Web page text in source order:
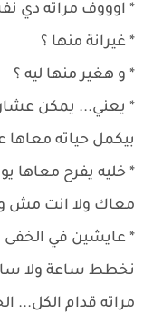
* اوووف مراته دي
* غيرانة منها ؟
* و هغير منها ليه ؟
* يعني... يمكن
بيكمل حياته معاها
* خليه يفرح معاها
معاك ولا انت مش
* عايشين في الخفى
نخطط ساعة ولا
مراته قدام الكل...